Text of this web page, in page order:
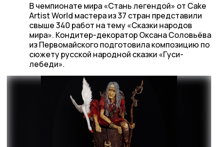
В чемпионате мира «Стань легендой» от Cake
Artist World мастера из 37 стран представили
свыше 340 работ на тему «Сказки народов
мира». Кондитер-декоратор Оксана Соловьёва
из Первомайского подготовила композицию по
сюжету русской народной сказки «Гуси-
лебеди».